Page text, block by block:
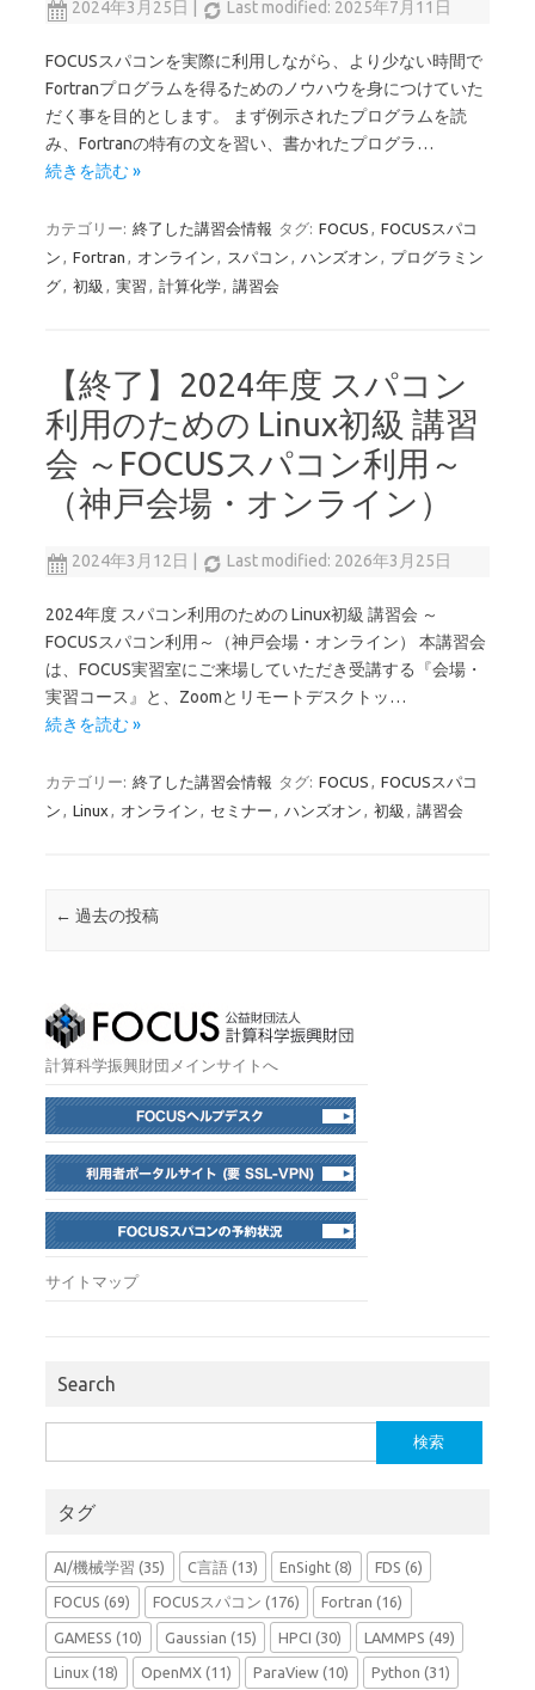
2024年3月25日 Last modified: 2025年7月11日
FOCUSスパコンを実際に利用しながら、より少ない時間で
Fortranプログラムを得るためのノウハウを身につけていた
だく事を目的とします。 まず例示されたプログラムを読
み、Fortranの特有の文を習い、書かれたプログラ…
続きを読む »
カテゴリー: 終了した講習会情報 タグ: FOCUS , FOCUSスパコ
ン , Fortran , オンライン , スパコン , ハンズオン , プログラミン
グ, 初級 , 実習 , 計算化学, 講習会
【終了】2024年度 スパコン
利用のための Linux初級 講習
会 ～FOCUSスパコン利用～
（神戸会場・オンライン）
2024年3月12日 Last modified: 2026年3月25日
2024年度 スパコン利用のための Linux初級 講習会 ～
FOCUSスパコン利用～（神戸会場・オンライン） 本講習会
は、FOCUS実習室にご来場していただき受講する『会場・
実習コース』と、Zoomとリモートデスクトッ…
続きを読む »
カテゴリー: 終了した講習会情報 タグ: FOCUS , FOCUSスパコ
ン , Linux , オンライン , セミナー , ハンズオン , 初級 , 講習会
投稿ナビゲーション
← 過去の投稿
計算科学振興財団メインサイトへ
サイトマップ
Search
索:
タグ
AI/機械学習 (35) C言語(13) EnSight (8) FDS (6)
FOCUS (69) FOCUSスパコン (176) Fortran (16)
GAMESS (10) Gaussian (15) HPCI (30) LAMMPS (49)
Linux (18) OpenMX(11) ParaView (10) Python (31)